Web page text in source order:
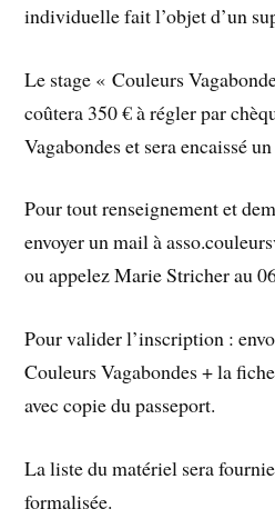
individuelle fait l’objet d’un
Le stage « Couleurs
coûtera 350 € à régler par
Vagabondes et sera encaissé
Pour tout renseignement et
envoyer un mail à
ou appelez Marie Stricher au
Pour valider l’inscription :
Couleurs Vagabondes + la
avec copie du passeport.
La liste du matériel sera
formalisée.